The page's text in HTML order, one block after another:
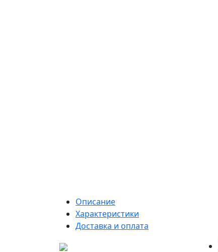
Описание
Характеристики
Доставка и оплата